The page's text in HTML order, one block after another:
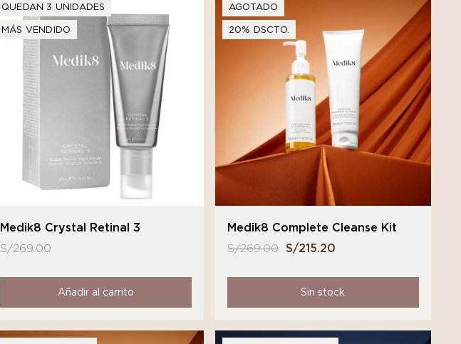
QUEDAN 3 UNIDADES
MÁS VENDIDO
Medik8 Crystal Retinal 3
S/269.00
Añadir al carrito
AGOTADO
20% DSCTO.
Medik8 Complete Cleanse Kit
S/269.00 El
era:
S/215.20
es:
Sin stock